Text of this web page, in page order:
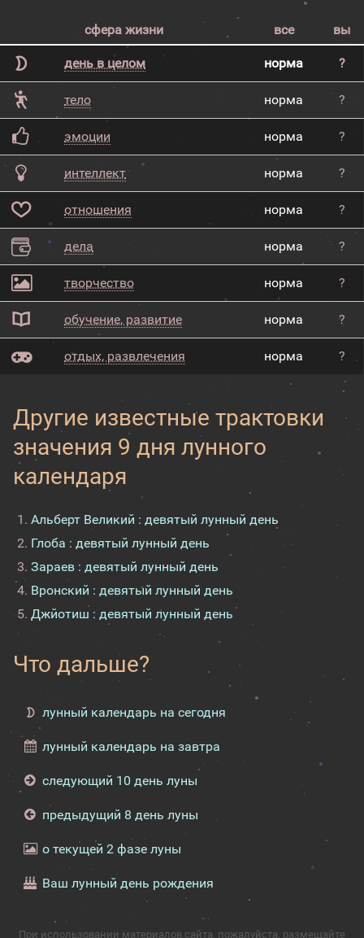
сфера жизни все вы
день в целом норма ?
тело норма ?
эмоции норма ?
интеллект норма ?
отношения норма ?
дела норма ?
творчество норма ?
обучение, развитие норма ?
отдых, развлечения норма ?
Другие известные трактовки
значения 9 дня лунного
календаря
Альберт Великий : девятый лунный день
Глоба : девятый лунный день
Зараев : девятый лунный день
Вронский : девятый лунный день
Джйотиш : девятый лунный день
Что дальше?
лунный календарь на сегодня
лунный календарь на завтра
следующий 10 день луны
предыдущий 8 день луны
о текущей 2 фазе луны
Ваш лунный день рождения
При использовании материалов сайта, пожалуйста, размещайте